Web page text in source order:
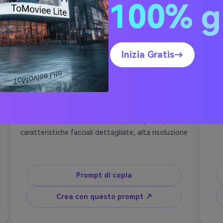
Ragazzo Anime
caratteristiche facciali dettagliate, alta risoluzione
Prompt di copia
Crea con questo prompt ↗
100%
Inizia Gratis→